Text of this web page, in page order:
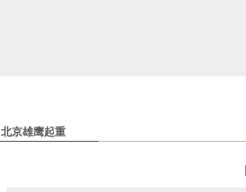
北京雄鹰起重